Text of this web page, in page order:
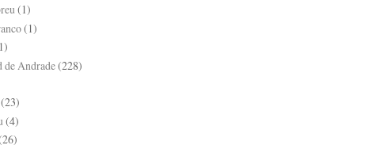
(1)
(1)
de Andrade(228)
(23)
(4)